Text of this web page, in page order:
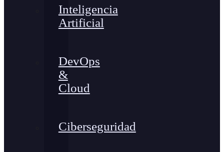
Inteligencia
Artificial
DevOps
&
Cloud
Ciberseguridad